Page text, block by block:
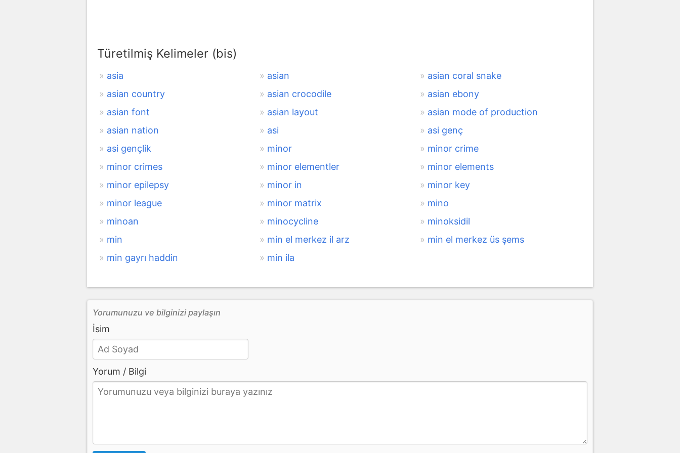
Türetilmiş Kelimeler (bis)
asia asian
asian coral snake
asian country
asian crocodile
asian ebony
asian font
asian layout
asian mode of production
asian nation
asi
asi genç
asi gençlik
minor
minor crime
minor crimes
minor elementler
minor elements
minor epilepsy
minor in
minor key
minor league
minor matrix
mino
minoan
minocycline
minoksidil
min
min el merkez il arz
min el merkez üs şems
min gayrı haddin
min ila
Yorumunuzu ve bilginizi paylaşın
İsim
Yorum / Bilgi